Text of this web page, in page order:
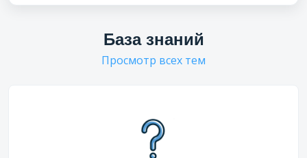
База знаний
Просмотр всех тем